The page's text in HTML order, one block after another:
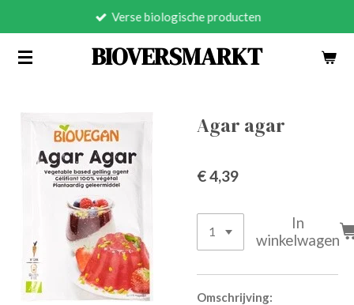
naar
BIOVERSMARKT
Verse biologische producten
Agar agar
€ 4,39
In
winkelwagen
Omschrijving: